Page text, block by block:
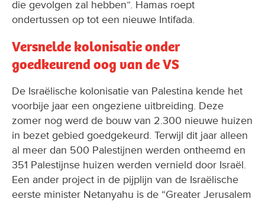
die gevolgen zal hebben”. Hamas roept
ondertussen op tot een nieuwe Intifada.
Versnelde kolonisatie onder
goedkeurend oog van de VS
De Israëlische kolonisatie van Palestina kende het
voorbije jaar een ongeziene uitbreiding. Deze
zomer nog werd de bouw van 2.300 nieuwe huizen
in bezet gebied goedgekeurd. Terwijl dit jaar alleen
al meer dan 500 Palestijnen werden ontheemd en
351 Palestijnse huizen werden vernield door Israël.
Een ander project in de pijplijn van de Israëlische
eerste minister Netanyahu is de “Greater Jerusalem